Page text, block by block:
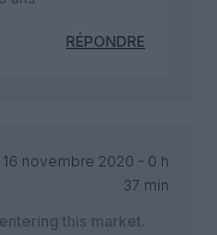
RÉPONDRE
16 novembre 2020 - 0 h
37 min
this market.